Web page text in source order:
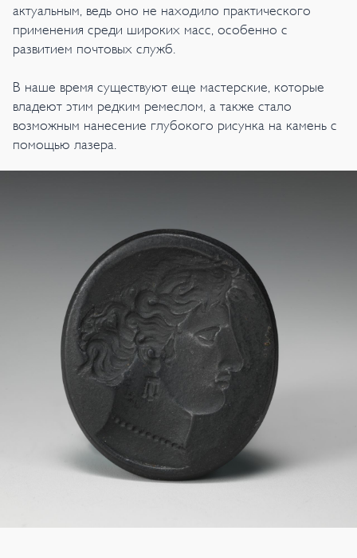
актуальным, ведь оно не находило практического
применения среди широких масс, особенно с
развитием почтовых служб.
В наше время существуют еще мастерские, которые
владеют этим редким ремеслом, а также стало
возможным нанесение глубокого рисунка на камень с
помощью лазера.